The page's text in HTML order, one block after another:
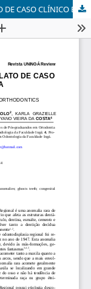
ODONTODISPLASIA REGIONAL: UM RELATO DE CASO CLÍNICO EM ORTODONTIA